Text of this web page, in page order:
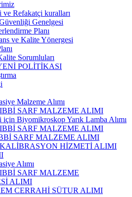
ve Refakatçi kuralları
Genelgesi
Planı
ve Kalite Yönergesi
Sorumluları
POLİTİKASI
Malzeme Alımı
SARF MALZEME ALIMI
Biyomikroskop Yarık Lamba Alımı
SARF MALZEME ALIMI
SARF MALZEME ALIMI
HİZMETİ ALIMI
Alımı
SARF MALZEME
ALIMI
CERRAHİ SÜTUR ALIMI